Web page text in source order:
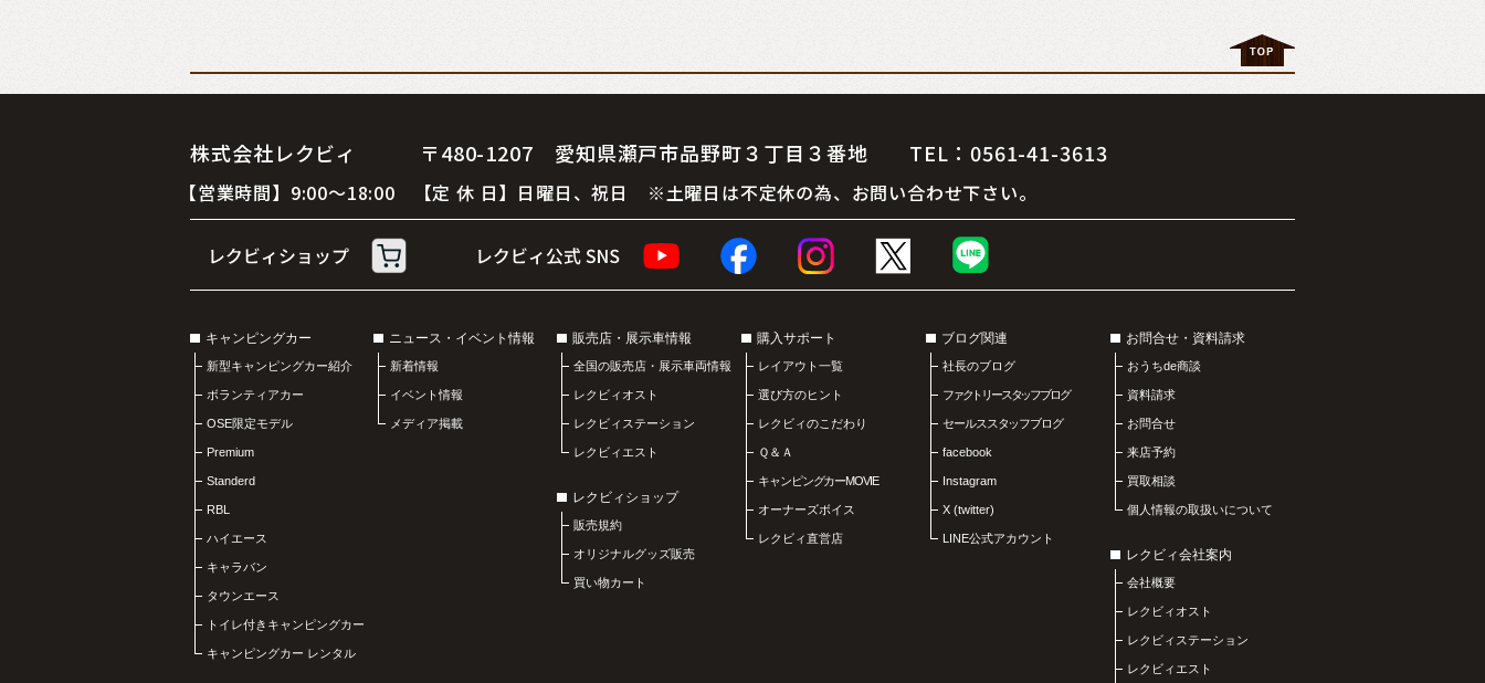
株式会社レクビィ 〒480-1207 愛知県瀬戸市品野町３丁目３番地 TEL：0561-41-3613
【営業時間】9:00～18:00 【定 休 日】日曜日、祝日 ※土曜日は不定休の為、お問い合わせ下さい。
キャンピングカー
新型キャンピングカー紹介
ボランティアカー
OSE限定モデル
Premium
Standerd
RBL
ハイエース
キャラバン
タウンエース
トイレ付きキャンピングカー
キャンピングカー レンタル
ニュース・イベント情報
新着情報
イベント情報
メディア掲載
販売店・展示車情報
全国の販売店・展示車両情報
レクビィオスト
レクビィステーション
レクビィエスト
レクビィショップ
販売規約
オリジナルグッズ販売
買い物カート
購入サポート
レイアウト一覧
選び方のヒント
レクビィのこだわり
Ｑ＆Ａ
キャンピングカーMOVIE
オーナーズボイス
レクビィ直営店
ブログ関連
社長のブログ
ファクトリースタッフブログ
セールススタッフブログ
facebook
Instagram
X (twitter)
LINE公式アカウント
お問合せ・資料請求
おうちde商談
資料請求
お問合せ
来店予約
買取相談
個人情報の取扱いについて
レクビィ会社案内
会社概要
レクビィオスト
レクビィステーション
レクビィエスト